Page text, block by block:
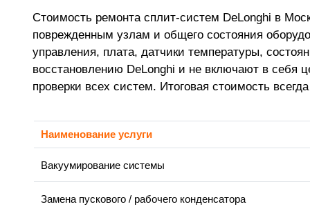
Стоимость ремонта сплит-систем DeLonghi в
поврежденным узлам и общего состояния
управления, плата, датчики температуры,
восстановлению DeLonghi и не включают в себя
проверки всех систем. Итоговая стоимость
Наименование услуги
Вакуумирование системы
Замена пускового / рабочего конденсатора